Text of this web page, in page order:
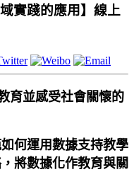
實踐的應用】線上
育並感受社會關懷的
何運用數據支持教學
將數據化作教育與關